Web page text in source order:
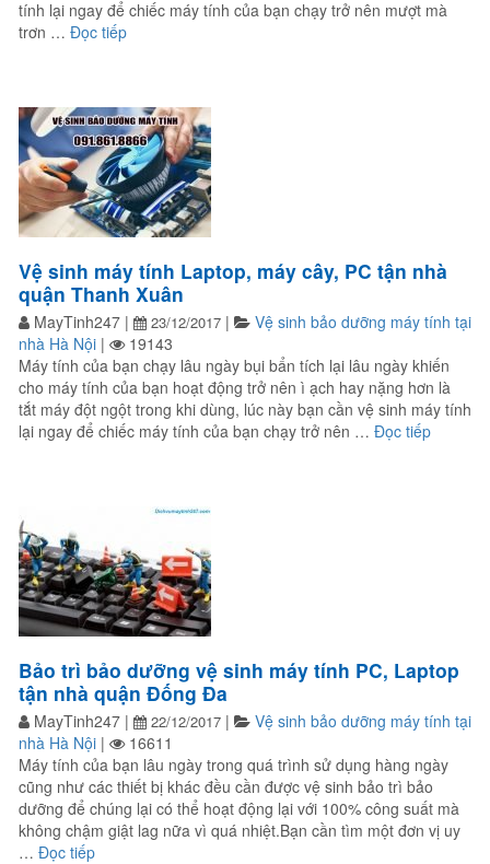
tính lại ngay để chiếc máy tính của bạn chạy trở nên mượt mà
trơn … Đọc tiếp“Bảo dưỡng vệ sinh bảo trì máy tính PC Laptop tận
Vệ sinh máy tính Laptop, máy cây, PC tận nhà
quận Thanh Xuân
MayTinh247 | 23/12/2017 |
Vệ sinh bảo dưỡng máy tính tại
nhà Hà Nội |
19143
Máy tính của bạn chạy lâu ngày bụi bẩn tích lại lâu ngày khiến
cho máy tính của bạn hoạt động trở nên ì ạch hay nặng hơn là
tắt máy đột ngột trong khi dùng, lúc này bạn cần vệ sinh máy tính
lại ngay để chiếc máy tính của bạn chạy trở nên … Đọc tiếp“Vệ
Bảo trì bảo dưỡng vệ sinh máy tính PC, Laptop
tận nhà quận Đống Đa
MayTinh247 | 22/12/2017 |
Vệ sinh bảo dưỡng máy tính tại
nhà Hà Nội |
16611
Máy tính của bạn lâu ngày trong quá trình sử dụng hàng ngày
cũng như các thiết bị khác đều cần được vệ sinh bảo trì bảo
dưỡng để chúng lại có thể hoạt động lại với 100% công suất mà
không chậm giật lag nữa vì quá nhiệt.Bạn cần tìm một đơn vị uy
… Đọc tiếp“Bảo trì bảo dưỡng vệ sinh máy tính PC, Laptop tận nhà